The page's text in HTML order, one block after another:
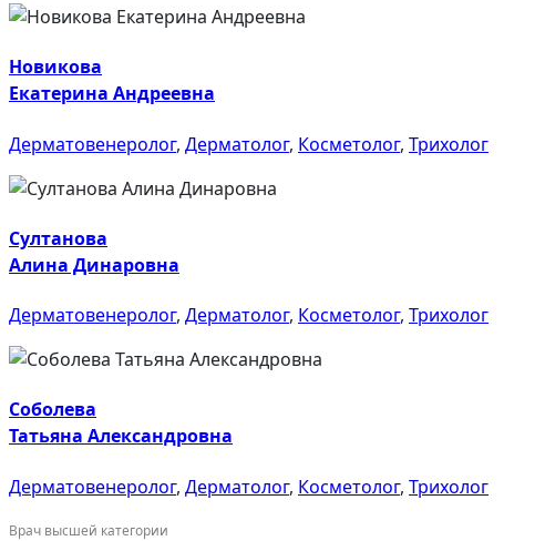
Новикова
Екатерина Андреевна
Дерматовенеролог, Дерматолог, Косметолог, Трихолог
Султанова
Алина Динаровна
Дерматовенеролог, Дерматолог, Косметолог, Трихолог
Соболева
Татьяна Александровна
Дерматовенеролог, Дерматолог, Косметолог, Трихолог
Врач высшей категории